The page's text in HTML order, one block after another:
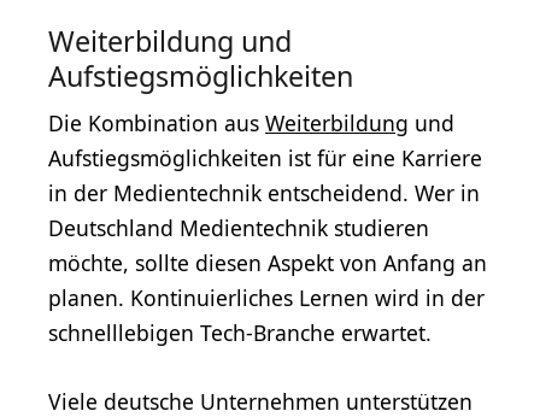
Weiterbildung und
Aufstiegsmöglichkeiten
Die Kombination aus Weiterbildung und
Aufstiegsmöglichkeiten ist für eine Karriere
in der Medientechnik entscheidend. Wer in
Deutschland Medientechnik studieren
möchte, sollte diesen Aspekt von Anfang an
planen. Kontinuierliches Lernen wird in der
schnelllebigen Tech-Branche erwartet.
Viele deutsche Unternehmen unterstützen